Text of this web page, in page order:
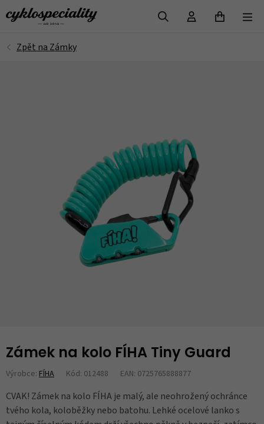
Zámek na kolo FÍHA Tiny Guard
Výrobce: FÍHA Kód: 012488 EAN: 0725765888877
CVAK! Zámek na kolo FÍHA je malý, ale neohrožený ochránce
tvého kola, koloběžky nebo batohu. Lehké ocelové lanko s